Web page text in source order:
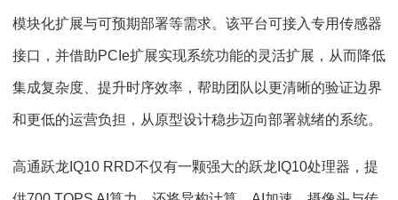
模块化扩展与可预期部署等需求。该平台可接入专用传感器
接口，并借助PCIe扩展实现系统功能的灵活扩展，从而降低
集成复杂度、提升时序效率，帮助团队以更清晰的验证边界
和更低的运营负担，从原型设计稳步迈向部署就绪的系统。
高通跃龙IQ10 RRD不仅有一颗强大的跃龙IQ10处理器，提